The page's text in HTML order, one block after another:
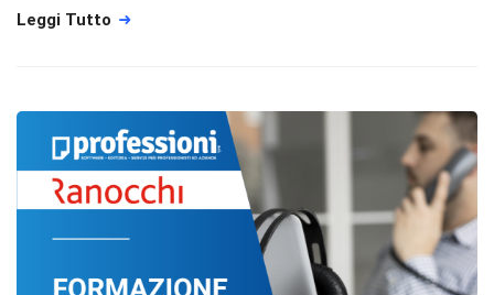
Leggi Tutto